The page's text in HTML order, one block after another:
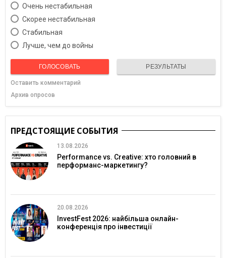
Очень нестабильная
Скорее нестабильная
Cтабильная
Лучше, чем до войны
ГОЛОСОВАТЬ РЕЗУЛЬТАТЫ
Оставить комментарий
Архив опросов
ПРЕДСТОЯЩИЕ СОБЫТИЯ
13.08.2026
Performance vs. Creative: хто головний в
перформанс-маркетингу?
20.08.2026
InvestFest 2026: найбільша онлайн-
конференція про інвестиції